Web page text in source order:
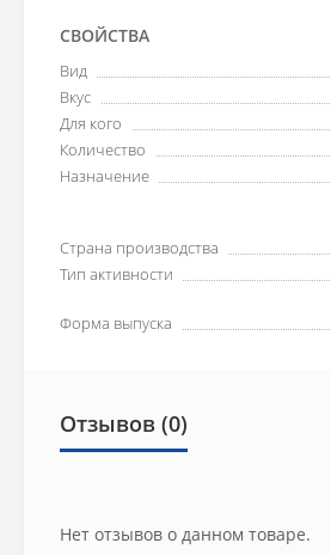
СВОЙСТВА
Вид
Вкус
Для кого
Количество
Назначение
Страна производства
Тип активности
Форма выпуска
Отзывов (0)
Нет отзывов о данном товаре.